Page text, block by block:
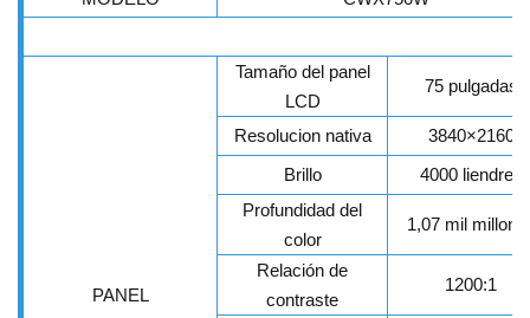
PANEL
Tamaño del panel
LCD
75 pulgadas
Resolucion nativa
3840×2160
Brillo
4000 liendres
Profundidad del
color
1,07 mil
Relación de
contraste
1200:1